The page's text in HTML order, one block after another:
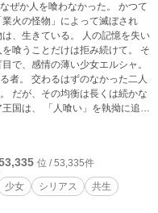
人を喰わなかった。 かつて
火の怪物」によって滅ぼされ
喰うことだけは拒み続けて。 そ
で、感情の薄い少女エルシャ。
者。 交わるはずのなかった二人
な
位 / 53,335件
少女 シリアス
共生